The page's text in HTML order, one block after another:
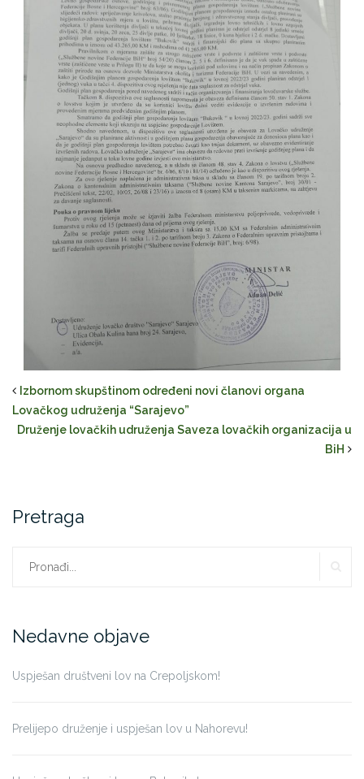
Izbornom skupštinom određeni novi članovi organa
Lovačkog udruženja “Sarajevo”
Druženje lovačkih udruženja Saveza lovačkih organizacija u
BiH
Pretraga
Traži:
Nedavne objave
Uspješan društveni lov na Crepoljskom!
Prelijepo druženje i uspješan lov u Nahorevu!